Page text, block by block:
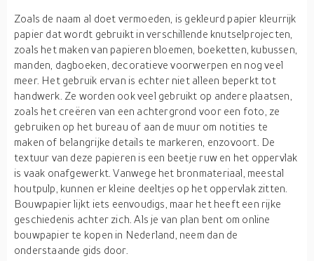
Zoals de naam al doet vermoeden, is gekleurd papier kleurrijk
papier dat wordt gebruikt in verschillende knutselprojecten,
zoals het maken van papieren bloemen, boeketten, kubussen,
manden, dagboeken, decoratieve voorwerpen en nog veel
meer. Het gebruik ervan is echter niet alleen beperkt tot
handwerk. Ze worden ook veel gebruikt op andere plaatsen,
zoals het creëren van een achtergrond voor een foto, ze
gebruiken op het bureau of aan de muur om notities te
maken of belangrijke details te markeren, enzovoort. De
textuur van deze papieren is een beetje ruw en het oppervlak
is vaak onafgewerkt. Vanwege het bronmateriaal, meestal
houtpulp, kunnen er kleine deeltjes op het oppervlak zitten.
Bouwpapier lijkt iets eenvoudigs, maar het heeft een rijke
geschiedenis achter zich. Als je van plan bent om online
bouwpapier te kopen in Nederland, neem dan de
onderstaande gids door.